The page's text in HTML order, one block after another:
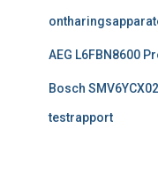
AEG L6FBN8600
Bosch
testrapport